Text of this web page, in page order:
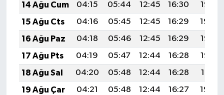
14 Ağu Cum
04:15 05:44 12:45 16:30
19:36
15 Ağu Cts
04:16 05:45 12:45 16:29
19:34
16 Ağu Paz
04:18 05:46 12:45 16:29
19:33
17 Ağu Pts
04:19 05:47 12:44 16:28
19:32
18 Ağu Sal
04:20 05:48 12:44 16:28
19:31
19 Ağu Çar
04:21 05:48 12:44 16:27
19:29